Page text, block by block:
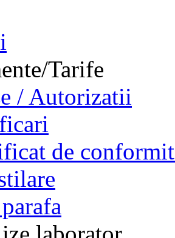
Tarife
/ Autorizatii
de